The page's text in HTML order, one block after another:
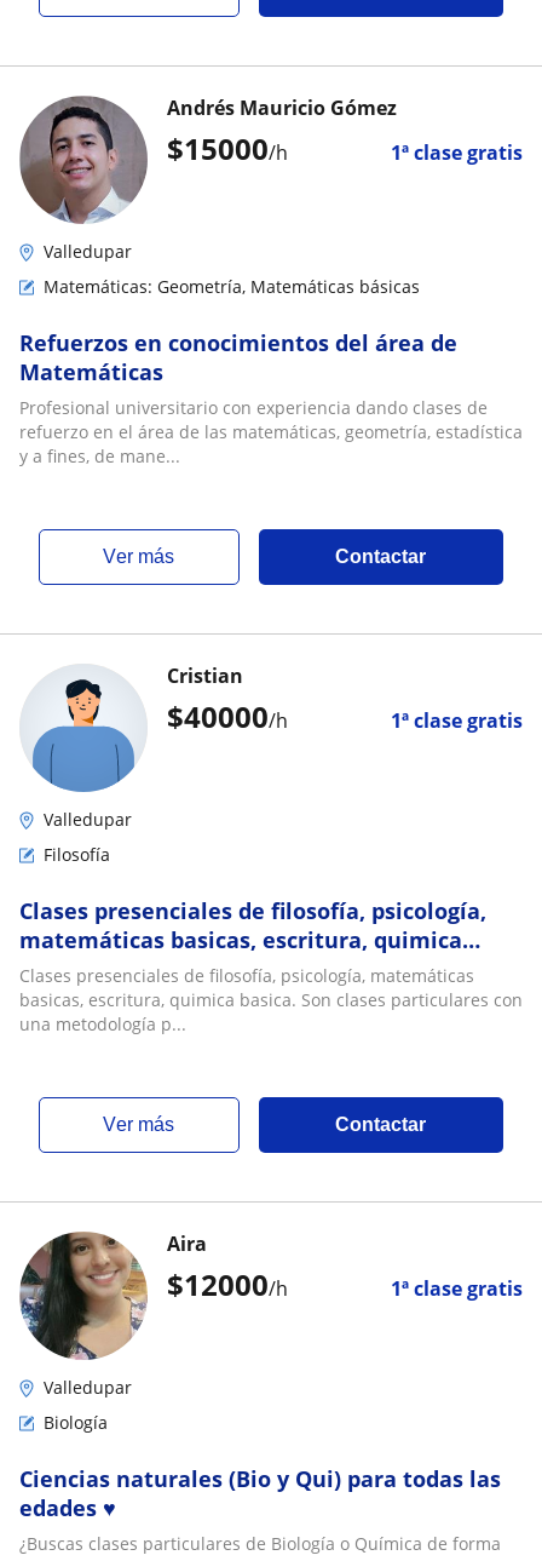
$15000/h 1ª clase gratis
Andrés Mauricio Gómez
Valledupar
Matemáticas: Geometría, Matemáticas básicas
Refuerzos en conocimientos del área de
Matemáticas
Profesional universitario con experiencia dando clases de
refuerzo en el área de las matemáticas, geometría, estadística
y a fines, de mane...
ver más Contactar
$40000/h 1ª clase gratis
Cristian
Valledupar
Filosofía
Clases presenciales de filosofía, psicología,
matemáticas basicas, escritura, quimica
basica
Clases presenciales de filosofía, psicología, matemáticas
basicas, escritura, quimica basica. Son clases particulares con
una metodología p...
ver más Contactar
$12000/h 1ª clase gratis
Aira
Valledupar
Biología
Ciencias naturales (Bio y Qui) para todas las
edades ♥️
¿Buscas clases particulares de Biología o Química de forma